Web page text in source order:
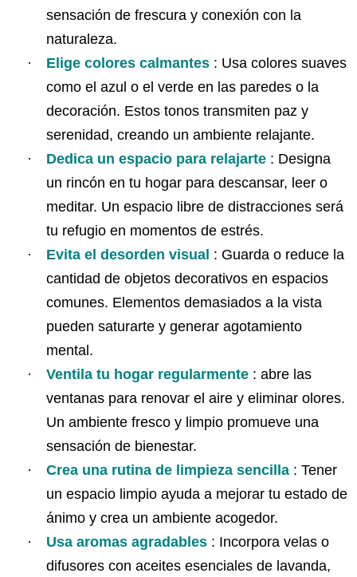
sensación de frescura y conexión con la
naturaleza.
·
Elige colores calmantes : Usa colores suaves
como el azul o el verde en las paredes o la
decoración. Estos tonos transmiten paz y
serenidad, creando un ambiente relajante.
·
Dedica un espacio para relajarte : Designa
un rincón en tu hogar para descansar, leer o
meditar. Un espacio libre de distracciones será
tu refugio en momentos de estrés.
·
Evita el desorden visual : Guarda o reduce la
cantidad de objetos decorativos en espacios
comunes. Elementos demasiados a la vista
pueden saturarte y generar agotamiento
mental.
·
Ventila tu hogar regularmente : abre las
ventanas para renovar el aire y eliminar olores.
Un ambiente fresco y limpio promueve una
sensación de bienestar.
·
Crea una rutina de limpieza sencilla : Tener
un espacio limpio ayuda a mejorar tu estado de
ánimo y crea un ambiente acogedor.
·
Usa aromas agradables : Incorpora velas o
difusores con aceites esenciales de lavanda,